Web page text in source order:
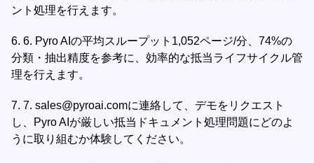
ント処理を行えます。
6. 6. Pyro AIの平均スループット1,052ページ/分、74%の
分類・抽出精度を参考に、効率的な抵当ライフサイクル管
理を行えます。
7. 7. sales@pyroai.comに連絡して、デモをリクエスト
し、Pyro AIが厳しい抵当ドキュメント処理問題にどのよ
うに取り組むか体験してください。